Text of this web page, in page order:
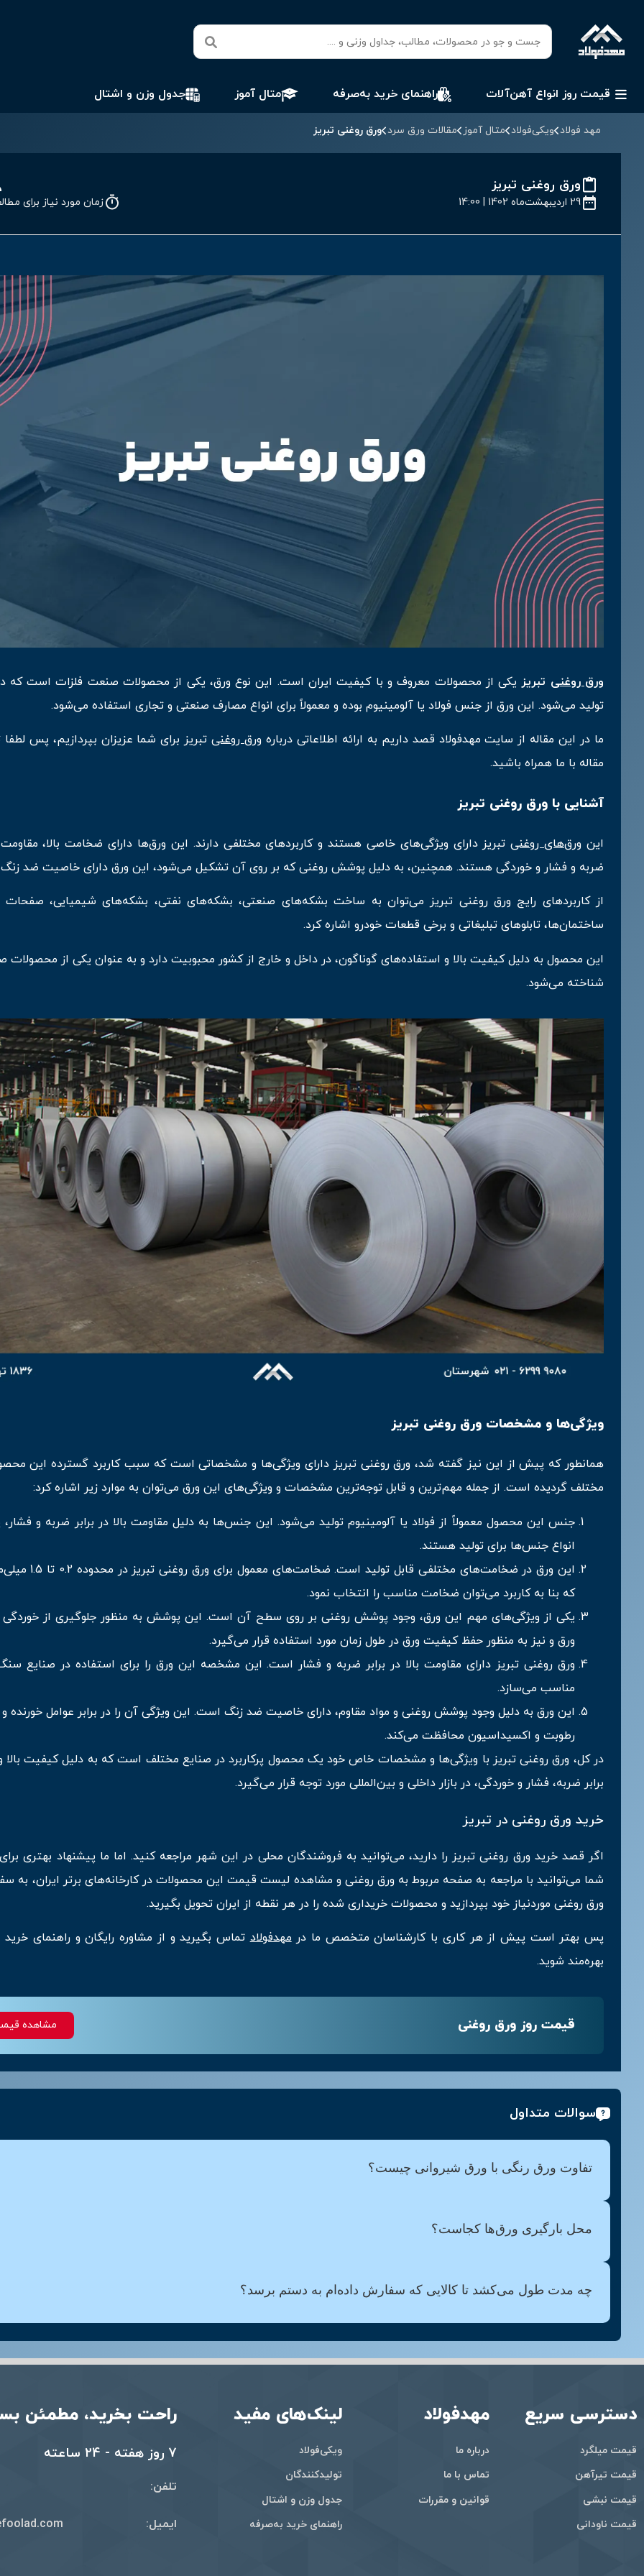
قیمت روز انواع آهن‌آلات راهنمای خرید به‌صرفه متال آموز جدول وزن و اشتال
مهد فولاد ویکی‌فولاد متال آموز مقالات ورق سرد ورق روغنی تبریز
ورق روغنی تبریز
29 اردیبهشت‌ماه 1402 | 14:00
زمان مورد نیاز برای مطالعه: 3
ورق روغنی تبریز یکی از محصولات معروف و با کیفیت ایران است. این نوع ورق، یکی از محصولات صنعت فلزات است که
تولید می‌شود. این ورق از جنس فولاد یا آلومینیوم بوده و معمولاً برای انواع مصارف صنعتی و تجاری استفاده می‌شود.
ما در این مقاله از سایت مهدفولاد قصد داریم به ارائه اطلاعاتی درباره ورق روغنیتبریز برای شما عزیزان بپردازیم، پس لطفا
مقاله با ما همراه باشید.
آشنایی با ورق روغنی تبریز
این ورق‌های روغنیتبریز دارای ویژگی‌های خاصی هستند و کاربردهای مختلفی دارند. این ورق‌ها دارای ضخامت بالا، مقاومت
ضربه و فشار و خوردگی هستند. همچنین، به دلیل پوشش روغنی که بر روی آن تشکیل می‌شود، این ورق دارای خاصیت ضد
از کاربردهای رایج ورق روغنی تبریز می‌توان به ساخت بشکه‌های صنعتی، بشکه‌های نفتی، بشکه‌های شیمیایی، صفحات
ساختمان‌ها، تابلوهای تبلیغاتی و برخی قطعات خودرو اشاره کرد.
این محصول به دلیل کیفیت بالا و استفاده‌های گوناگون، در داخل و خارج از کشور محبوبیت دارد و به عنوان یکی از محصولات
شناخته می‌شود.
ویژگی‌ها و مشخصات ورق روغنی تبریز
همانطور که پیش از این نیز گفته شد، ورق روغنی تبریز دارای ویژگی‌ها و مشخصاتی است که سبب کاربرد گسترده این
مختلف گردیده است. از جمله مهم‌ترین و قابل توجه‌ترین مشخصات و ویژگی‌های این ورق می‌توان به موارد زیر اشاره کرد:
جنس این محصول معمولاً از فولاد یا آلومینیوم تولید می‌شود. این جنس‌ها به دلیل مقاومت بالا در برابر ضربه و فشار،
انواع جنس‌ها برای تولید هستند.
این ورق در ضخامت‌های مختلفی قابل
که بنا به کاربرد می‌توان ضخامت مناسب را انتخاب نمود.
یکی از ویژگی‌های مهم این ورق، وجود پوشش روغنی بر روی سطح آن است. این پوشش به منظور جلوگیری از
ورق و نیز به منظور حفظ کیفیت ورق در طول زمان مورد استفاده قرار می‌گیرد.
ورق روغنی تبریز دارای مقاومت بالا در برابر ضربه و فشار است. این مشخصه این ورق را برای استفاده در صنایع
مناسب می‌سازد.
این ورق به دلیل وجود پوشش روغنی و مواد مقاوم، دارای خاصیت ضد زنگ است. این ویژگی آن را در برابر عوامل خورنده و
رطوبت و اکسیداسیون محافظت می‌کند.
در کل، ورق روغنی تبریز با ویژگی‌ها و مشخصات خاص خود یک محصول پرکاربرد در صنایع مختلف است که به دلیل کیفیت بالا
برابر ضربه، فشار و خوردگی، در بازار داخلی و بین‌المللی مورد توجه قرار می‌گیرد.
خرید ورق روغنی در تبریز
اگر قصد خرید ورق روغنی تبریز را دارید، می‌توانید به فروشندگان محلی در این شهر مراجعه کنید. اما ما پیشنهاد بهتری
شما می‌توانید با مراجعه به صفحه مربوط به ورق روغنی و مشاهده لیست قیمت این محصولات در کارخانه‌های برتر ایران، به
ورق روغنی موردنیاز خود بپردازید و محصولات خریداری شده را در هر نقطه از ایران تحویل بگیرید.
پس بهتر است پیش از هر کاری با کارشناسان متخصص ما درمهدفولادتماس بگیرید و از مشاوره رایگان و راهنمای
بهره‌مند شوید.
قیمت روز ورق روغنی مشاهده
سوالات متداول
تفاوت ورق رنگی با ورق شیروانی چیست؟
محل بارگیری ورق‌ها کجاست؟
چه مدت طول می‌کشد تا کالایی که سفارش داده‌ام به دستم برسد؟
علی یکتا
واحد ورق سرد
کیاوش مه پیما
واحد ورق سرد
مریم حشمتی
واحد ورق سرد
داخلی 666 - 02168335
دسترسی سریع
قیمت میلگرد
قیمت تیرآهن
قیمت نبشی
قیمت ناودانی
مهدفولاد
درباره ما
تماس با ما
قوانین و مقررات
لینک‌های مفید
ویکی‌فولاد
تولیدکنندگان
جدول وزن و اشتال
راهنمای خرید به‌صرفه
راحت بخرید، مطمئن
7 روز هفته - 24 ساعته
تلفن:
ایمیل: